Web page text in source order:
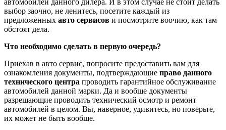
выбор заочно, не ленитесь, посетите каждый из
предложенных авто сервисов и посмотрите воочию, как там
обстоят дела.
Что необходимо сделать в первую очередь?
Приехав в авто сервис, попросите предоставить вам для
ознакомления документы, подтверждающие право данного
технического центра проводить гарантийное обслуживание
автомобилей данной марки. Да и вообще документы
разрешающие проводить технический осмотр и ремонт
автомобилей в целом. Вы, наверное, удивитесь, но поверьте,
их может не быть вообще.